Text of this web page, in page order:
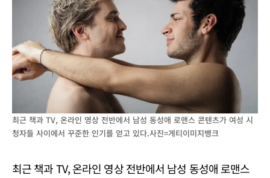
최근 책과 TV, 온라인 영상 전반에서 남성 동성애 로맨스 콘텐츠가 여성 시
청자들 사이에서 꾸준한 인기를 얻고 있다.사진=게티이미지뱅크
최근 책과 TV, 온라인 영상 전반에서 남성 동성애 로맨스